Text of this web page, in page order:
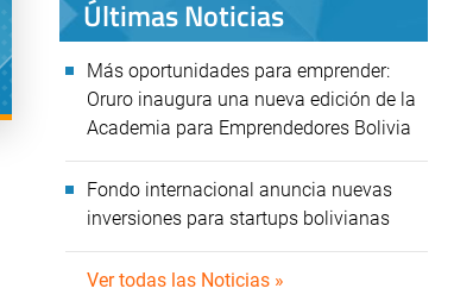
Últimas Noticias
Más oportunidades para emprender:
Oruro inaugura una nueva edición de la
Academia para Emprendedores Bolivia
Fondo internacional anuncia nuevas
inversiones para startups bolivianas
Ver todas las Noticias »